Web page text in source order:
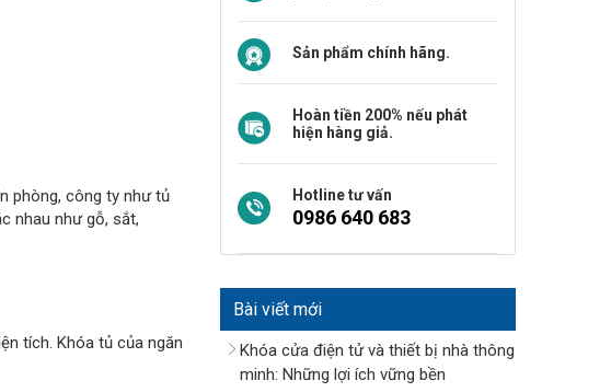
phòng, công ty như tủ
nhau như gỗ, sắt,
tích. Khóa tủ của ngăn
Sản phẩm chính hãng.
Hoàn tiền 200% nếu phát
hiện hàng giả.
Hotline tư vấn
0986 640 683
Bài viết mới
Khóa cửa điện tử và thiết bị nhà thông
minh: Những lợi ích vững bền